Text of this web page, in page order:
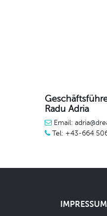
Radu Adria
Email:
Tel: +43-664